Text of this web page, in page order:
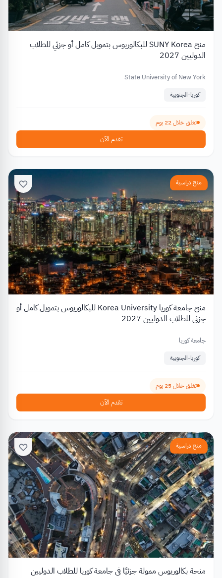
منح SUNY Korea للبكالوريوس بتمويل كامل أو جزئي للطلاب
الدوليين 2027
State University of New York
كوريا-الجنوبية
تغلق خلال 22 يوم
تقدم الآن
منح دراسية
منح جامعة كوريا Korea University للبكالوريوس بتمويل كامل أو
جزئي للطلاب الدوليين 2027
جامعة كوريا
كوريا-الجنوبية
تغلق خلال 25 يوم
تقدم الآن
منح دراسية
منحة بكالوريوس ممولة جزئيًا في جامعة كوريا للطلاب الدوليين